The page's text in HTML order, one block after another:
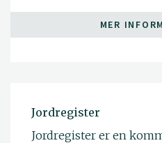
MER
Jordregister
Jordregister er en